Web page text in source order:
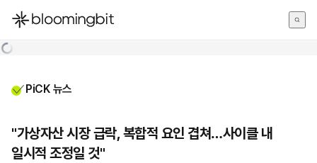
한국어
PiCK 뉴스
"가상자산 시장 급락, 복합적 요인 겹쳐…사이클 내
일시적 조정일 것"